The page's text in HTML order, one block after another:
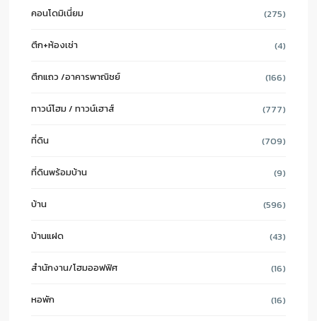
คอนโดมิเนี่ยม (275)
ตึก+ห้องเช่า (4)
ตึกแถว /อาคารพาณิชย์ (166)
ทาวน์โฮม / ทาวน์เฮาส์ (777)
ที่ดิน (709)
ที่ดินพร้อมบ้าน (9)
บ้าน (596)
บ้านแฝด (43)
สำนักงาน/โฮมออฟฟิศ (16)
หอพัก (16)